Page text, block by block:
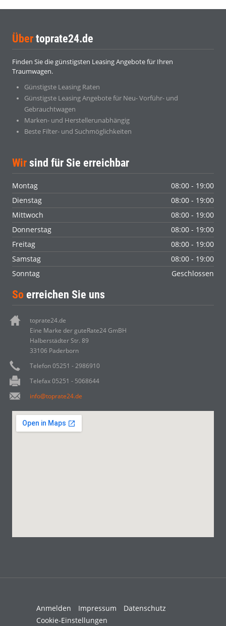
Über toprate24.de
Finden Sie die günstigsten Leasing Angebote für Ihren
Traumwagen.
Günstigste Leasing Raten
Günstigste Leasing Angebote für Neu- Vorführ- und
Gebrauchtwagen
Marken- und Herstellerunabhängig
Beste Filter- und Suchmöglichkeiten
Wir sind für Sie erreichbar
Montag
08:00 - 19:00
Dienstag
08:00 - 19:00
Mittwoch
08:00 - 19:00
Donnerstag
08:00 - 19:00
Freitag
08:00 - 19:00
Samstag
08:00 - 19:00
Sonntag
Geschlossen
So erreichen Sie uns
toprate24.de
Eine Marke der guteRate24 GmBH
Halberstädter Str. 89
33106 Paderborn
Telefon 05251 - 2986910
Telefax 05251 - 5068644
info@toprate24.de
Anmelden Impressum
Datenschutz
Cookie-Einstellungen